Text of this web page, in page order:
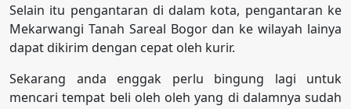
Selain itu pengantaran di dalam kota, pengantaran ke
Mekarwangi Tanah Sareal Bogor dan ke wilayah lainya
dapat dikirim dengan cepat oleh kurir.
Sekarang anda enggak perlu bingung lagi untuk
mencari tempat beli oleh oleh yang di dalamnya sudah